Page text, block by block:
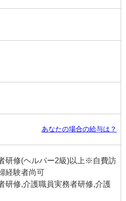
あなたの場合の給与は？
研修(ヘルパー2級)以上※自費訪
経験者尚可
研修,介護職員実務者研修,介護